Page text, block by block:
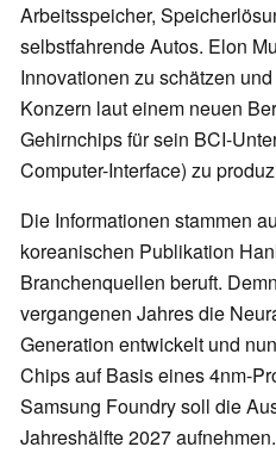
Arbeitsspeicher,
selbstfahrende Autos. Elon
Innovationen zu schätzen
Konzern laut einem neuen
Gehirnchips für sein BCI-
Computer-Interface) zu
Die Informationen stammen
koreanischen Publikation
Branchenquellen beruft.
vergangenen Jahres die
Generation entwickelt und
Chips auf Basis eines 4nm-
Samsung Foundry soll die
Jahreshälfte 2027